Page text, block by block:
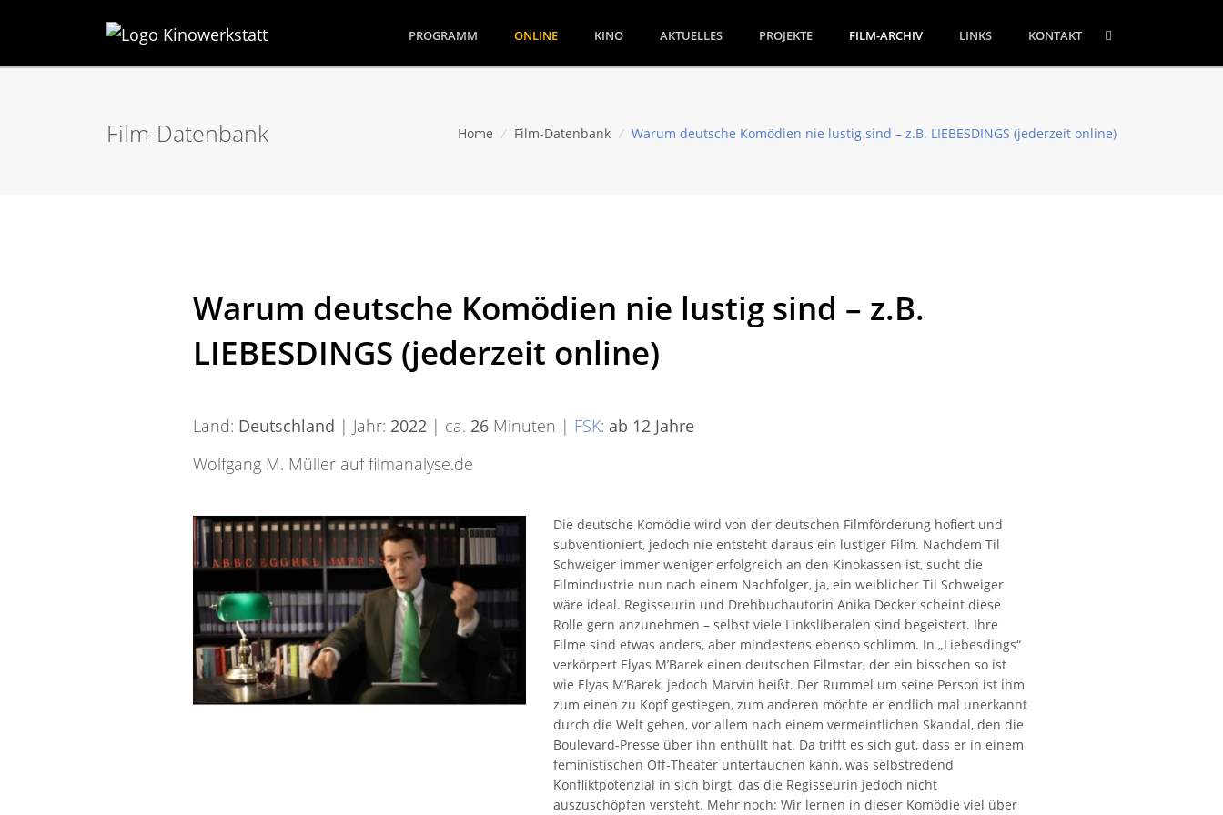
PROGRAMM (CURRENT)ONLINE KINO AKTUELLES PROJEKTE FILM-ARCHIV LINKS KONTAKT
Film-Datenbank Home / Film-Datenbank / Warum deutsche Komödien nie lustig sind – z.B. LIEBESDINGS (jederzeit online)
Warum deutsche Komödien nie lustig sind – z.B.
LIEBESDINGS (jederzeit online)
Land: Deutschland | Jahr: 2022 | ca. 26 Minuten | FSK: ab 12 Jahre
Wolfgang M. Müller auf filmanalyse.de
Die deutsche Komödie wird von der deutschen Filmförderung hofiert und
subventioniert, jedoch nie entsteht daraus ein lustiger Film. Nachdem Til
Schweiger immer weniger erfolgreich an den Kinokassen ist, sucht die
Filmindustrie nun nach einem Nachfolger, ja, ein weiblicher Til Schweiger
wäre ideal. Regisseurin und Drehbuchautorin Anika Decker scheint diese
Rolle gern anzunehmen – selbst viele Linksliberalen sind begeistert. Ihre
Filme sind etwas anders, aber mindestens ebenso schlimm. In „Liebesdings“
verkörpert Elyas M’Barek einen deutschen Filmstar, der ein bisschen so ist
wie Elyas M’Barek, jedoch Marvin heißt. Der Rummel um seine Person ist ihm
zum einen zu Kopf gestiegen, zum anderen möchte er endlich mal unerkannt
durch die Welt gehen, vor allem nach einem vermeintlichen Skandal, den die
Boulevard-Presse über ihn enthüllt hat. Da trifft es sich gut, dass er in einem
feministischen Off-Theater untertauchen kann, was selbstredend
Konfliktpotenzial in sich birgt, das die Regisseurin jedoch nicht
auszuschöpfen versteht. Mehr noch: Wir lernen in dieser Komödie viel über